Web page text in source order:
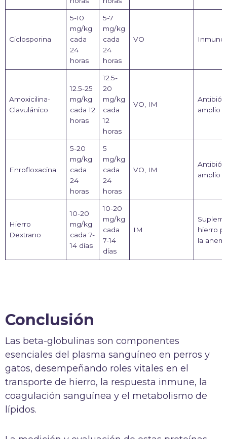
Ciclosporina
5-10
mg/kg
cada
24
horas
5-7
mg/kg
cada
24
horas
VO
Amoxicilina-
Clavulánico
12.5-25
mg/kg
cada 12
horas
12.5-
20
mg/kg
cada
12
horas
VO, IM
amplio
Enrofloxacina
5-20
mg/kg
cada
24
horas
5
mg/kg
cada
24
horas
VO, IM
amplio
Hierro
Dextrano
10-20
mg/kg
cada 7-
14 días
10-20
mg/kg
cada
7-14
días
IM
hierro
la
Conclusión
Las beta-globulinas son componentes
esenciales del plasma sanguíneo en perros y
gatos, desempeñando roles vitales en el
transporte de hierro, la respuesta inmune, la
coagulación sanguínea y el metabolismo de
lípidos.